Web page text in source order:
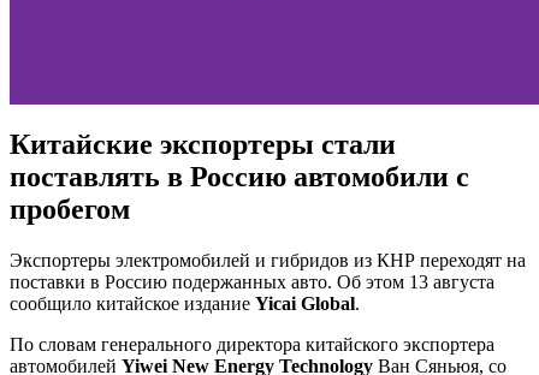
Китайские экспортеры стали
поставлять в Россию автомобили с
пробегом
Экспортеры электромобилей и гибридов из КНР переходят на
поставки в Россию подержанных авто. Об этом 13 августа
сообщило китайское издание Yicai Global.
По словам генерального директора китайского экспортера
автомобилей Yiwei New Energy Technology Ван Сяньюя, со